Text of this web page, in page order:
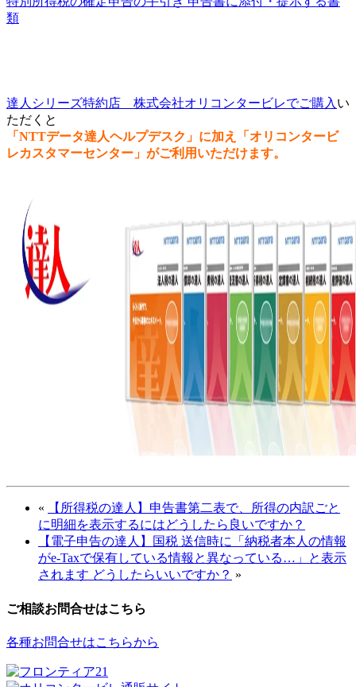
類
達人シリーズ特約店 株式会社オリコンタービレでご購入 い
ただくと
「NTTデータ達人ヘルプデスク」に加え「オリコンタービ
レカスタマーセンター」がご利用いただけます。
«
【所得税の達人】申告書第二表で、所得の内訳ごと
に明細を表示するにはどうしたら良いですか？
【電子申告の達人】国税 送信時に「納税者本人の情報
がe-Taxで保有している情報と異なっている…」と表示
されます どうしたらいいですか？ »
ご相談お問合せはこちら
各種お問合せはこちらから